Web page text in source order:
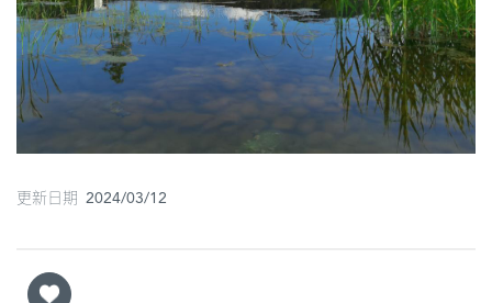
閣
寺
廟
更新日期 2024/03/12